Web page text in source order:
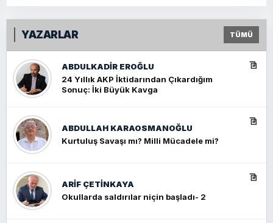
YAZARLAR TÜMÜ
ABDULKADIR EROĞLU
24 Yıllık AKP İktidarından Çıkardığım
Sonuç: İki Büyük Kavga
ABDULLAH KARAOSMANOĞLU
Kurtuluş Savaşı mı? Milli Mücadele mi?
ARIF ÇETİNKAYA
Okullarda saldırılar niçin başladı- 2